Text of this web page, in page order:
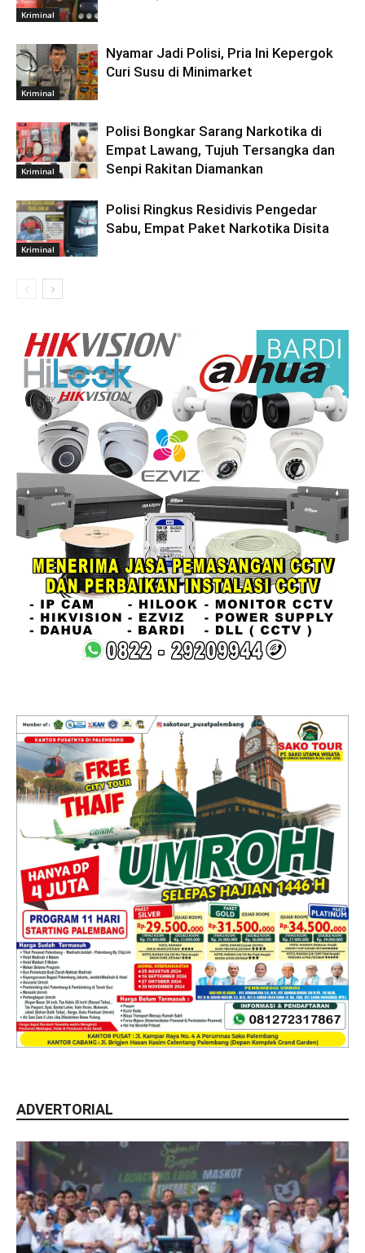
Kriminal
Kriminal
Nyamar Jadi Polisi, Pria Ini Kepergok
Curi Susu di Minimarket
Kriminal
Polisi Bongkar Sarang Narkotika di
Empat Lawang, Tujuh Tersangka dan
Senpi Rakitan Diamankan
Kriminal
Polisi Ringkus Residivis Pengedar
Sabu, Empat Paket Narkotika Disita
ADVERTORIAL